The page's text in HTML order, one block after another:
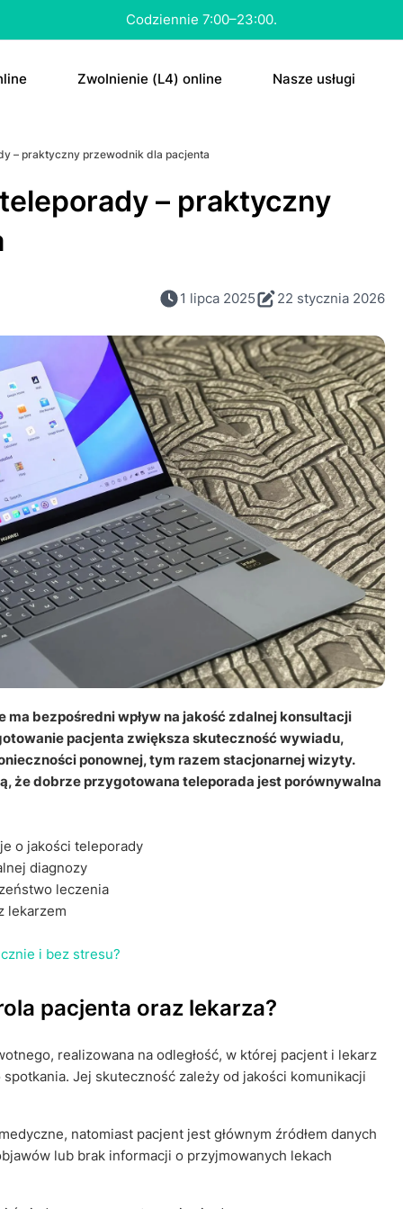
Konsultacja nawet w 15 minut.
na аntуkоnсерсję
ZwоInіenіе (L4) online Nasze usługi
Skierowanie
MRI
CT
ΤаbIеtkа “ԁzіеń
– praktyczny przewodnik dla pacjenta
– praktyczny
1 lipca 2025 22 stycznia 2026
bezpośredni wpływ na jakość zdalnej konsultacji
pacjenta zwiększa skuteczność wywiadu,
ponownej, tym razem stacjonarnej wizyty.
że dobrze przygotowana teleporada jest porównywalna
o jakości teleporady
diagnozy
leczenia
lekarzem
i bez stresu?
pacjenta oraz lekarza?
realizowana na odległość, w której pacjent i lekarz
Jej skuteczność zależy od jakości komunikacji
natomiast pacjent jest głównym źródłem danych
lub brak informacji o przyjmowanych lekach